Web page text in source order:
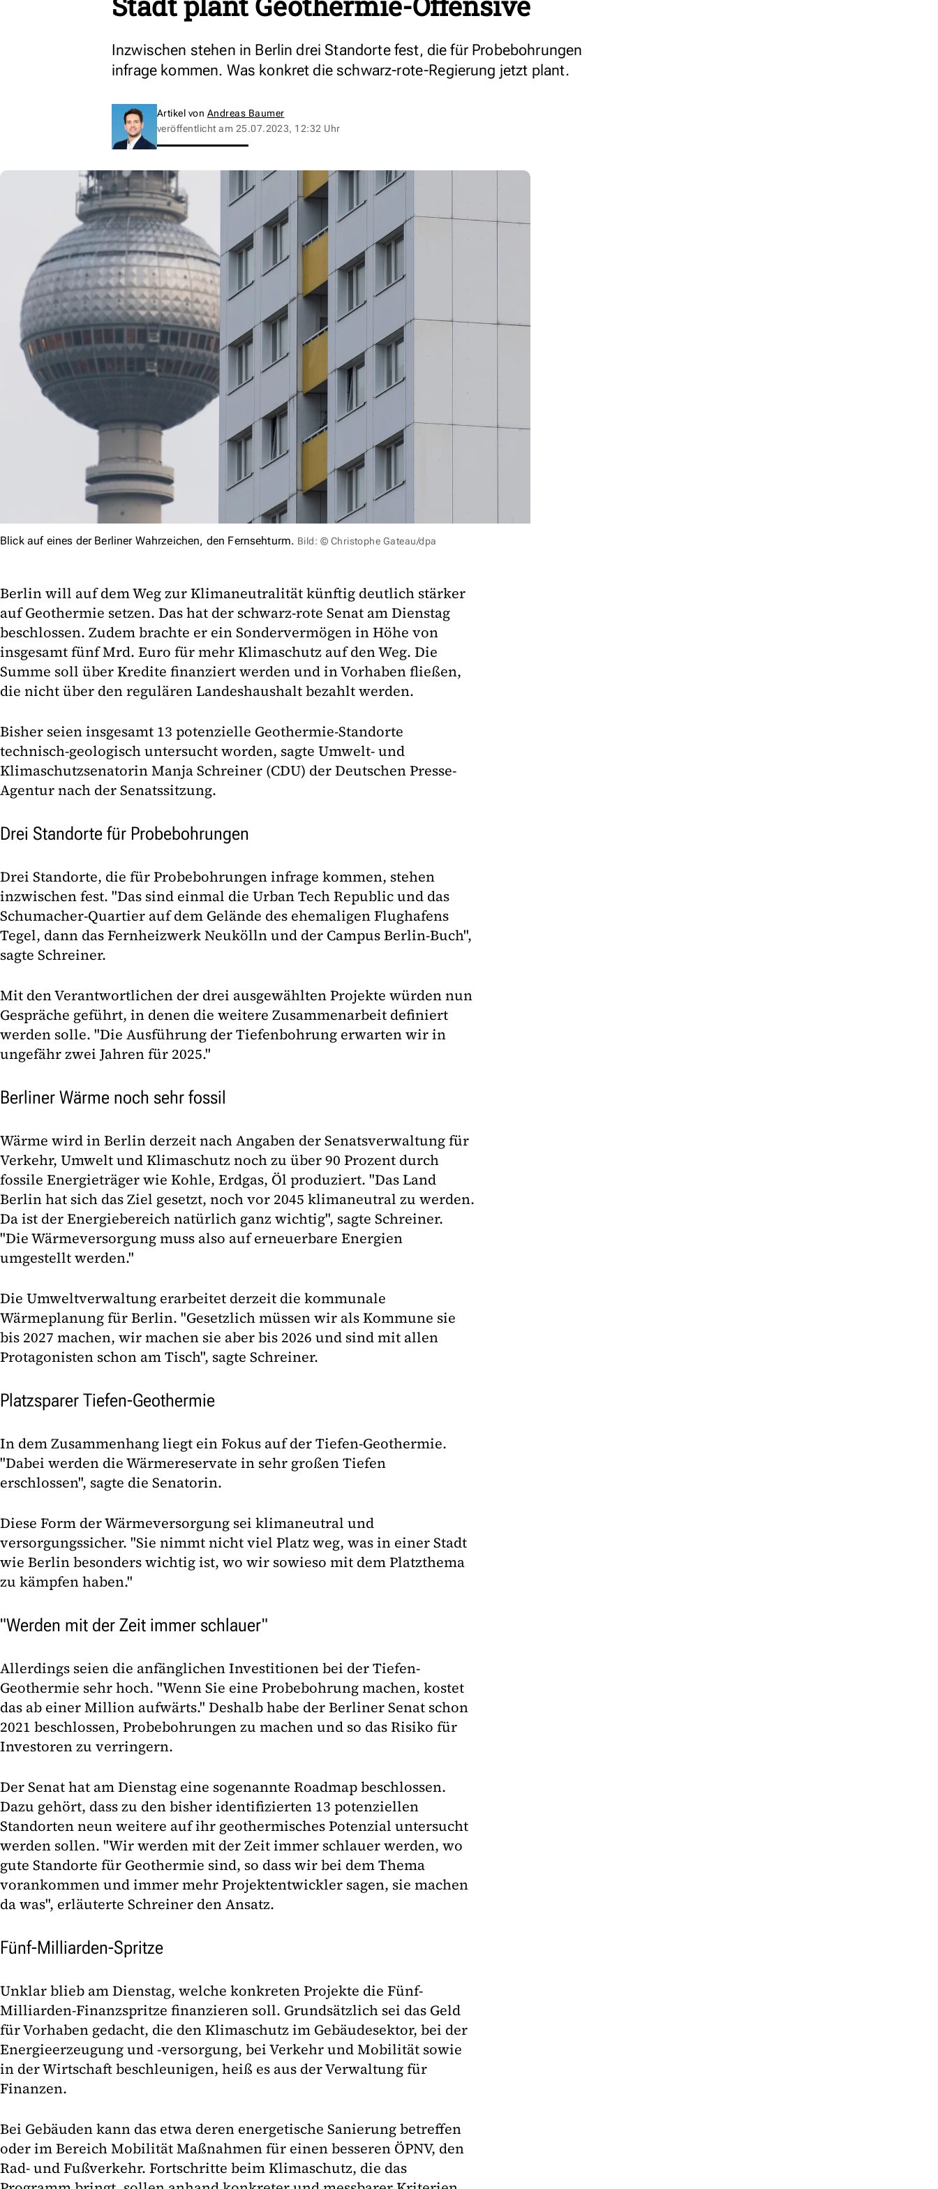
Inzwischen stehen in Berlin drei Standorte fest, die für Probebohrungen
infrage kommen. Was konkret die schwarz-rote-Regierung jetzt plant.
Artikel von Andreas Baumer
veröffentlicht am 25.07.2023, 12:32 Uhr
Blick auf eines der Berliner Wahrzeichen, den Fernsehturm. Bild: © Christophe Gateau/dpa
Berlin will auf dem Weg zur Klimaneutralität künftig deutlich stärker
auf Geothermie setzen. Das hat der schwarz-rote Senat am Dienstag
beschlossen. Zudem brachte er ein Sondervermögen in Höhe von
insgesamt fünf Mrd. Euro für mehr Klimaschutz auf den Weg. Die
Summe soll über Kredite finanziert werden und in Vorhaben fließen,
die nicht über den regulären Landeshaushalt bezahlt werden.
Bisher seien insgesamt 13 potenzielle Geothermie-Standorte
technisch-geologisch untersucht worden, sagte Umwelt- und
Klimaschutzsenatorin Manja Schreiner (CDU) der Deutschen Presse-
Agentur nach der Senatssitzung.
Drei Standorte für Probebohrungen
Drei Standorte, die für Probebohrungen infrage kommen, stehen
inzwischen fest. "Das sind einmal die Urban Tech Republic und das
Schumacher-Quartier auf dem Gelände des ehemaligen Flughafens
Tegel, dann das Fernheizwerk Neukölln und der Campus Berlin-Buch",
sagte Schreiner.
Mit den Verantwortlichen der drei ausgewählten Projekte würden nun
Gespräche geführt, in denen die weitere Zusammenarbeit definiert
werden solle. "Die Ausführung der Tiefenbohrung erwarten wir in
ungefähr zwei Jahren für 2025."
Berliner Wärme noch sehr fossil
Wärme wird in Berlin derzeit nach Angaben der Senatsverwaltung für
Verkehr, Umwelt und Klimaschutz noch zu über 90 Prozent durch
fossile Energieträger wie Kohle, Erdgas, Öl produziert. "Das Land
Berlin hat sich das Ziel gesetzt, noch vor 2045 klimaneutral zu werden.
Da ist der Energiebereich natürlich ganz wichtig", sagte Schreiner.
"Die Wärmeversorgung muss also auf erneuerbare Energien
umgestellt werden."
Die Umweltverwaltung erarbeitet derzeit die kommunale
Wärmeplanung für Berlin. "Gesetzlich müssen wir als Kommune sie
bis 2027 machen, wir machen sie aber bis 2026 und sind mit allen
Protagonisten schon am Tisch", sagte Schreiner.
Platzsparer Tiefen-Geothermie
In dem Zusammenhang liegt ein Fokus auf der Tiefen-Geothermie.
"Dabei werden die Wärmereservate in sehr großen Tiefen
erschlossen", sagte die Senatorin.
Diese Form der Wärmeversorgung sei klimaneutral und
versorgungssicher. "Sie nimmt nicht viel Platz weg, was in einer Stadt
wie Berlin besonders wichtig ist, wo wir sowieso mit dem Platzthema
zu kämpfen haben."
"Werden mit der Zeit immer schlauer"
Allerdings seien die anfänglichen Investitionen bei der Tiefen-
Geothermie sehr hoch. "Wenn Sie eine Probebohrung machen, kostet
das ab einer Million aufwärts." Deshalb habe der Berliner Senat schon
2021 beschlossen, Probebohrungen zu machen und so das Risiko für
Investoren zu verringern.
Der Senat hat am Dienstag eine sogenannte Roadmap beschlossen.
Dazu gehört, dass zu den bisher identifizierten 13 potenziellen
Standorten neun weitere auf ihr geothermisches Potenzial untersucht
werden sollen. "Wir werden mit der Zeit immer schlauer werden, wo
gute Standorte für Geothermie sind, so dass wir bei dem Thema
vorankommen und immer mehr Projektentwickler sagen, sie machen
da was", erläuterte Schreiner den Ansatz.
Fünf-Milliarden-Spritze
Unklar blieb am Dienstag, welche konkreten Projekte die Fünf-
Milliarden-Finanzspritze finanzieren soll. Grundsätzlich sei das Geld
für Vorhaben gedacht, die den Klimaschutz im Gebäudesektor, bei der
Energieerzeugung und -versorgung, bei Verkehr und Mobilität sowie
in der Wirtschaft beschleunigen, heiß es aus der Verwaltung für
Finanzen.
Bei Gebäuden kann das etwa deren energetische Sanierung betreffen
oder im Bereich Mobilität Maßnahmen für einen besseren ÖPNV, den
Rad- und Fußverkehr. Fortschritte beim Klimaschutz, die das